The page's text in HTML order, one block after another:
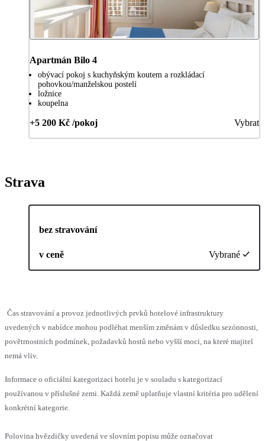
Apartmán Bilo 4
obývací pokoj s kuchyňským koutem a rozkládací
pohovkou/manželskou postelí
ložnice
koupelna
+5 200 Kč /pokoj Vybrat
Strava
bez stravování
v ceně Vybrané
Čas stravování a provoz jednotlivých prvků hotelové infrastruktury
uvedených v nabídce mohou podléhat menším změnám v důsledku sezónnosti,
povětrnostních podmínek, požadavků hostů nebo vyšší moci, na které majitel
nemá vliv.
Informace o oficiální kategorizaci hotelu je v souladu s kategorizací
používanou v příslušné zemi. Každá země uplatňuje vlastní kritéria pro udělení
konkrétní kategorie.
Polovina hvězdičky uvedená ve slovním popisu může označovat